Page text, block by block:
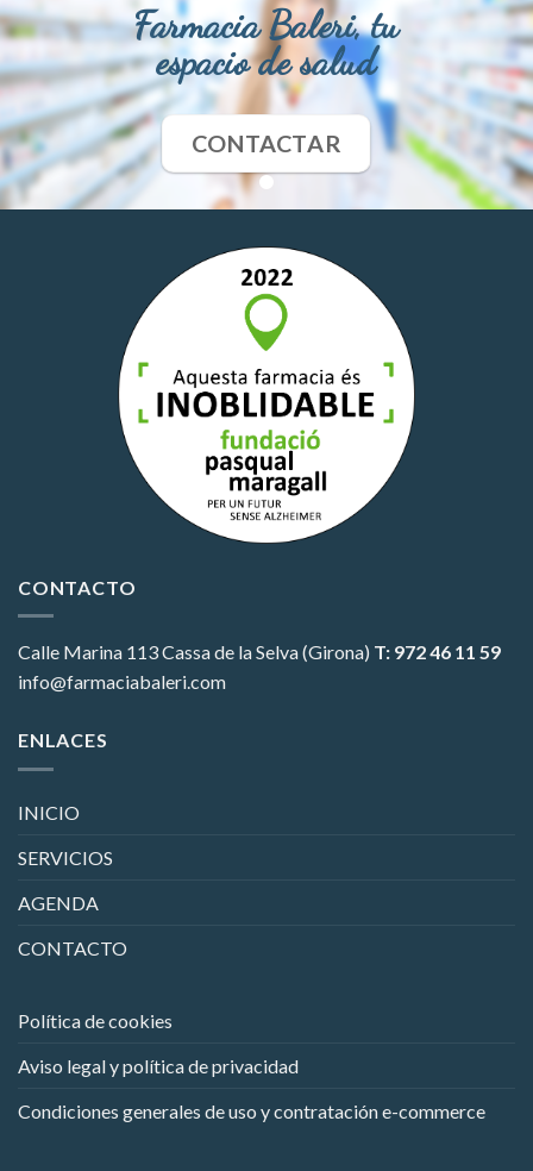
Farmacia Baleri, tu
espacio de salud
CONTACTAR
CONTACTO
Calle Marina 113Cassa de la Selva (Girona) T: 972 46 11 59
info@farmaciabaleri.com
ENLACES
INICIO
SERVICIOS
AGENDA
CONTACTO
Política de cookies
Aviso legal y política de privacidad
Condiciones generales de uso y contratación e-commerce